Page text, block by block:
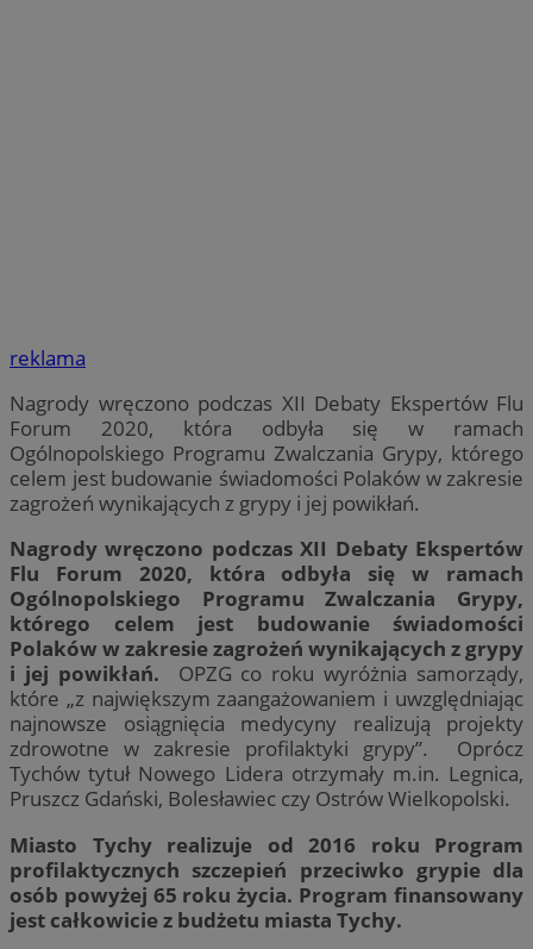
reklama
Nagrody wręczono podczas XII Debaty Ekspertów Flu
Forum 2020, która odbyła się w ramach
Ogólnopolskiego Programu Zwalczania Grypy, którego
celem jest budowanie świadomości Polaków w zakresie
zagrożeń wynikających z grypy i jej powikłań.
Nagrody wręczono podczas XII Debaty Ekspertów
Flu Forum 2020, która odbyła się w ramach
Ogólnopolskiego Programu Zwalczania Grypy,
którego celem jest budowanie świadomości
Polaków w zakresie zagrożeń wynikających z grypy
i jej powikłań. OPZG co roku wyróżnia samorządy,
które „z największym zaangażowaniem i uwzględniając
najnowsze osiągnięcia medycyny realizują projekty
zdrowotne w zakresie profilaktyki grypy”. Oprócz
Tychów tytuł Nowego Lidera otrzymały m.in. Legnica,
Pruszcz Gdański, Bolesławiec czy Ostrów Wielkopolski.
Miasto Tychy realizuje od 2016 roku Program
profilaktycznych szczepień przeciwko grypie dla
osób powyżej 65 roku życia. Program finansowany
jest całkowicie z budżetu miasta Tychy.